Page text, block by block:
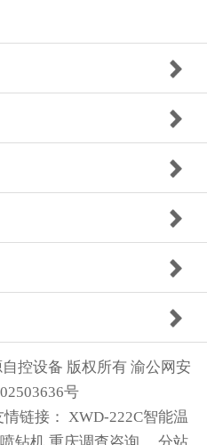
控设备 版权所有 渝公网安
号
情链接： XWD-222C智能温